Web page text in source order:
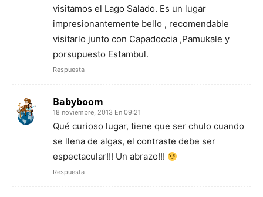
visitamos el Lago Salado. Es un lugar
impresionantemente bello , recomendable
visitarlo junto con Capadoccia ,Pamukale y
porsupuesto Estambul.
Respuesta
Babyboom
18 noviembre, 2013 En 09:21
Qué curioso lugar, tiene que ser chulo cuando
se llena de algas, el contraste debe ser
espectacular!!! Un abrazo!!!
Respuesta